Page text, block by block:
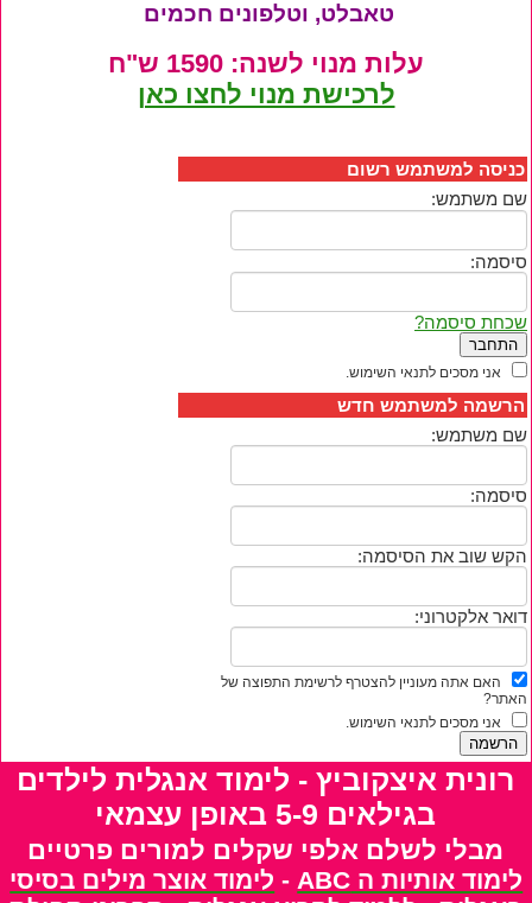
טאבלט, וטלפונים חכמים
עלות מנוי לשנה: 1590 ש"ח
לרכישת מנוי לחצו כאן
כניסה למשתמש רשום
שם משתמש:
סיסמה:
שכחת סיסמה?
אני מסכים לתנאי השימוש.
הרשמה למשתמש חדש
שם משתמש:
סיסמה:
הקש שוב את הסיסמה:
דואר אלקטרוני:
האם אתה מעוניין להצטרף לרשימת התפוצה של
האתר?
אני מסכים לתנאי השימוש.
רונית איצקוביץ - לימוד אנגלית לילדים
בגילאים 5-9 באופן עצמאי
מבלי לשלם אלפי שקלים למורים פרטיים
לימוד אותיות ה ABC - לימוד אוצר מילים בסיסי